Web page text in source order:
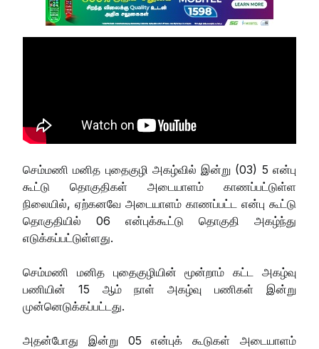
செம்மணி மனித புதைகுழி அகழ்வில் இன்று (03) 5 என்பு
கூட்டு தொகுதிகள் அடையாளம் காணப்பட்டுள்ள
நிலையில், ஏற்கனவே அடையாளம் காணப்பட்ட என்பு கூட்டு
தொகுதியில் 06 என்புக்கூட்டு தொகுதி அகழ்ந்து
எடுக்கப்பட்டுள்ளது.
செம்மணி மனித புதைகுழியின் மூன்றாம் கட்ட அகழ்வு
பணியின் 15 ஆம் நாள் அகழ்வு பணிகள் இன்று
முன்னெடுக்கப்பட்டது.
அதன்போது இன்று 05 என்புக் கூடுகள் அடையாளம்